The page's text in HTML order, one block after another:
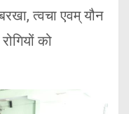
त्वचा एवम् यौन
को